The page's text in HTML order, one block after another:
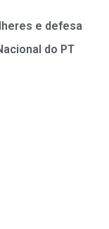
e defesa
do PT